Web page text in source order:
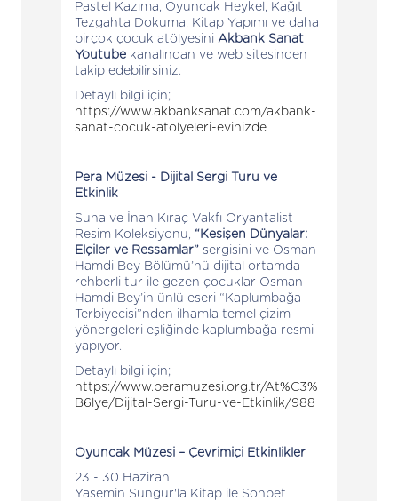
Pastel Kazıma, Oyuncak Heykel, Kağıt
Tezgahta Dokuma, Kitap Yapımı ve daha
birçok çocuk atölyesini Akbank Sanat
Youtube kanalından ve web sitesinden
takip edebilirsiniz.
Detaylı bilgi için;
https://www.akbanksanat.com/akbank-
sanat-cocuk-atolyeleri-evinizde
Pera Müzesi - Dijital Sergi Turu ve
Etkinlik
Suna ve İnan Kıraç Vakfı Oryantalist
Resim Koleksiyonu, “Kesişen Dünyalar:
Elçiler ve Ressamlar” sergisini ve Osman
Hamdi Bey Bölümü’nü dijital ortamda
rehberli tur ile gezen çocuklar Osman
Hamdi Bey’in ünlü eseri “Kaplumbağa
Terbiyecisi”nden ilhamla temel çizim
yönergeleri eşliğinde kaplumbağa resmi
yapıyor.
Detaylı bilgi için;
https://www.peramuzesi.org.tr/At%C3%
B6lye/Dijital-Sergi-Turu-ve-Etkinlik/988
Oyuncak Müzesi – Çevrimiçi Etkinlikler
23 - 30 Haziran
Yasemin Sungur'la Kitap ile Sohbet